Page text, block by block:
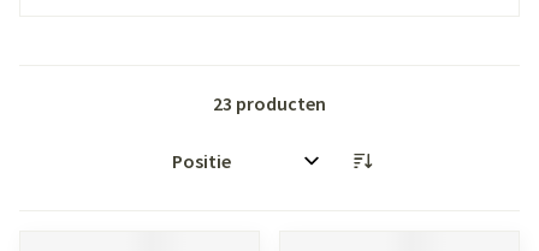
23 producten
Sorteer op: